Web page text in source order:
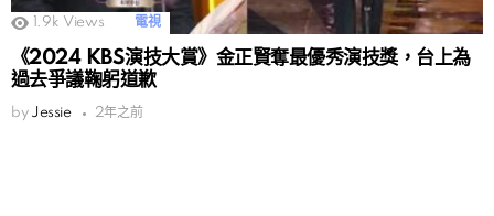
1.9k Views 電視
《2024 KBS演技大賞》金正賢奪最優秀演技獎，台上為
過去爭議鞠躬道歉
by Jessie 2年之前